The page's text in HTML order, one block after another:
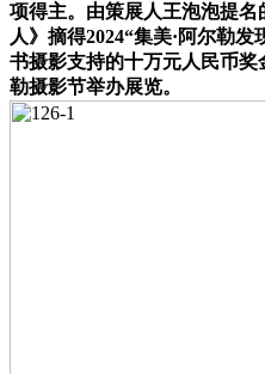
项得主。由策展人王泡泡提
人》摘得2024“集美·阿尔勒
书摄影支持的十万元人民币奖
勒摄影节举办展览。